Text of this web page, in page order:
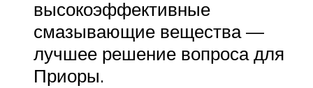
высокоэффективные
смазывающие вещества —
лучшее решение вопроса для
Приоры.